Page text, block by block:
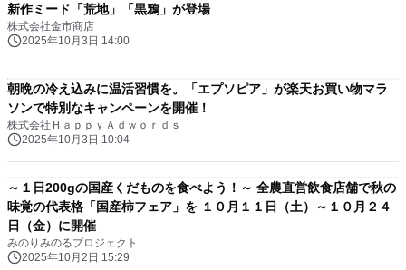
新作ミード「荒地」「黒鴉」が登場
株式会社金市商店
2025年10月3日 14:00
朝晩の冷え込みに温活習慣を。「エプソピア」が楽天お買い物マラ
ソンで特別なキャンペーンを開催！
株式会社ＨａｐｐｙＡｄｗｏｒｄｓ
2025年10月3日 10:04
～１日200gの国産くだものを食べよう！～ 全農直営飲食店舗で秋の
味覚の代表格「国産柿フェア」を １０月１１日（土）～１０月２４
日（金）に開催
みのりみのるプロジェクト
2025年10月2日 15:29